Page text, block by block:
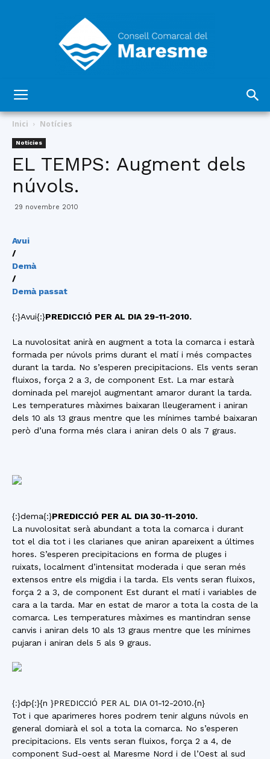
Comarcal
Inici Notícies
Notícies
EL TEMPS: Augment dels
núvols.
29 novembre 2010
Avui
/
Demà
/
Demà passat
{:}Avui{:}PREDICCIÓ PER AL DIA 29-11-2010.
La nuvolositat anirà en augment a tota la comarca i estarà
formada per núvols prims durant el matí i més compactes
durant la tarda. No s’esperen precipitacions. Els vents seran
fluixos, força 2 a 3, de component Est. La mar estarà
dominada pel marejol augmentant amaror durant la tarda.
Les temperatures màximes baixaran lleugerament i aniran
dels 10 als 13 graus mentre que les mínimes també baixaran
però d’una forma més clara i aniran dels 0 als 7 graus.
{:}dema{:}PREDICCIÓ PER AL DIA 30-11-2010.
La nuvolositat serà abundant a tota la comarca i durant
tot el dia tot i les clarianes que aniran apareixent a últimes
hores. S’esperen precipitacions en forma de pluges i
ruixats, localment d’intensitat moderada i que seran més
extensos entre els migdia i la tarda. Els vents seran fluixos,
força 2 a 3, de component Est durant el matí i variables de
cara a la tarda. Mar en estat de maror a tota la costa de la
comarca. Les temperatures màximes es mantindran sense
canvis i aniran dels 10 als 13 graus mentre que les mínimes
pujaran i aniran dels 5 als 9 graus.
{:}dp{:}{n }PREDICCIÓ PER AL DIA 01-12-2010.{n}
Tot i que aparimeres hores podrem tenir alguns núvols en
general domiarà el sol a tota la comarca. No s’esperen
precipitacions. Els vents seran fluixos, força 2 a 4, de
component Sud-oest al Maresme Nord i de l’Oest al sud